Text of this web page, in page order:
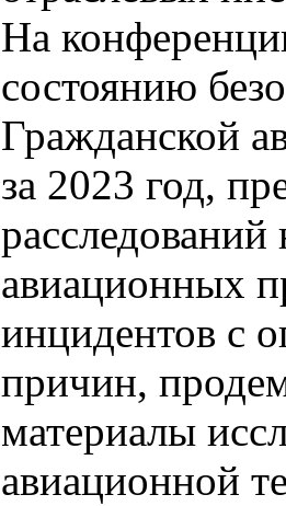
На
состоянию
Гражданской
за 2023 год,
авиационных
инцидентов с
причин,
материалы
авиационной